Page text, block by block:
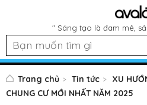
" Sáng tạo là đam mê,
Trang chủ Tin tức
XU
CHUNG CƯ MỚI NHẤT NĂM 2025